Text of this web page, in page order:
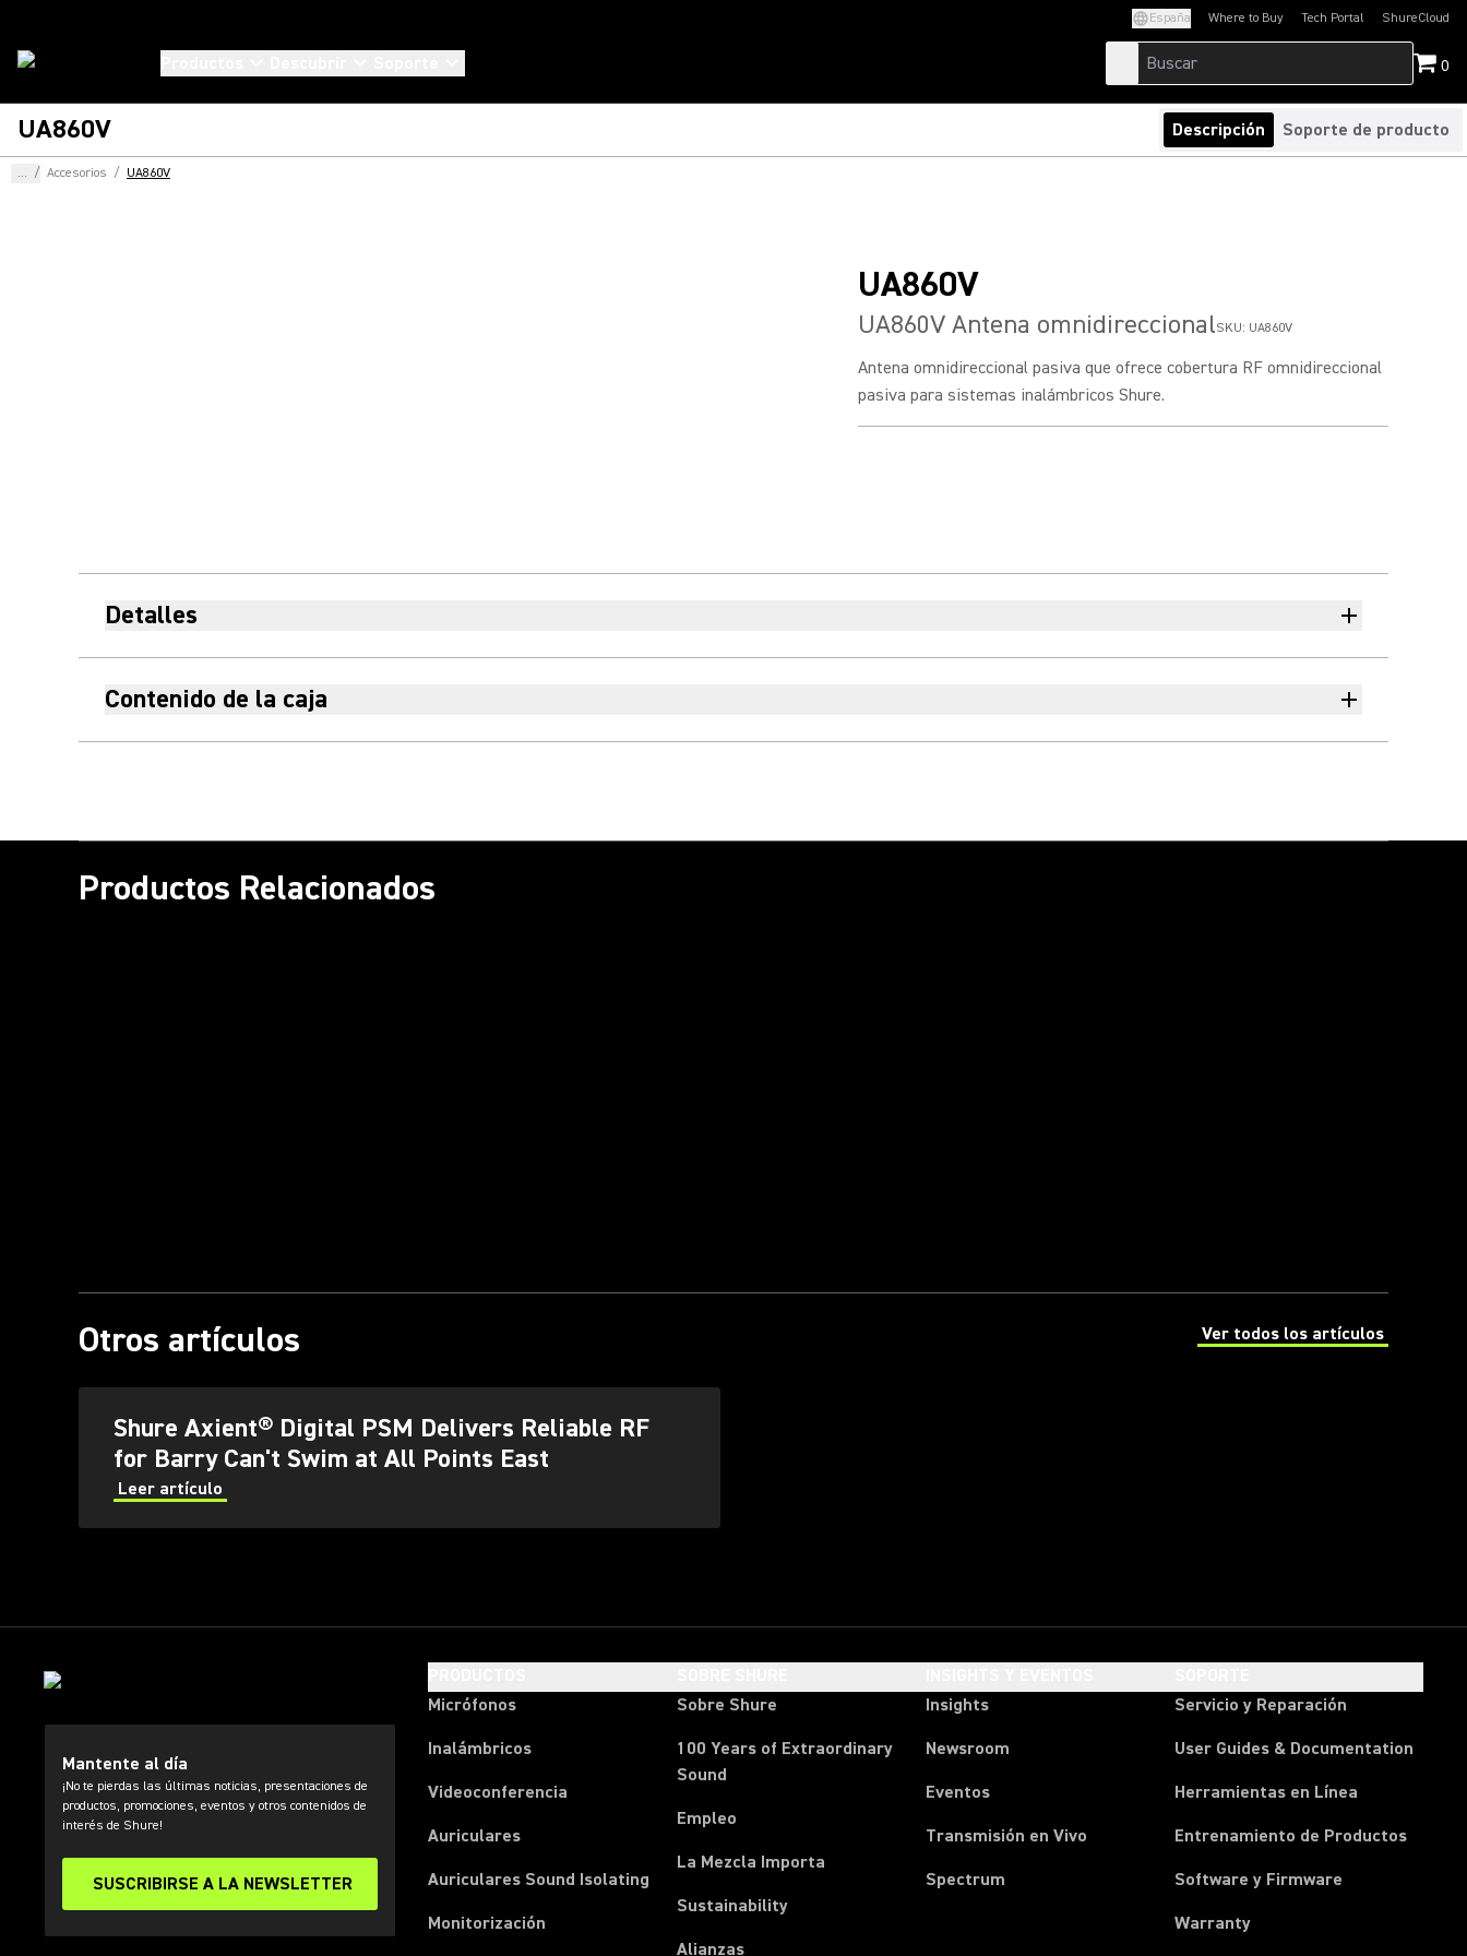
España Where to Buy Tech Portal
(Opens in a new tab)ShureCloud
(Opens in a new
0
UA860V Descripción Soporte de producto
... / Accesorios / UA860V
UA860V
UA860V Antena omnidireccionalSKU: UA860V
Antena omnidireccional pasiva que ofrece cobertura RF omnidireccional
pasiva para sistemas inalámbricos Shure.
Detalles
Contenido de la caja
Productos Relacionados
Otros artículos Ver todos los artículos
(Opens in a new tab)
Shure Axient® Digital PSM Delivers Reliable RF
for Barry Can't Swim at All Points East
Leer artículo
Mantente al día
¡No te pierdas las últimas noticias, presentaciones de
productos, promociones, eventos y otros contenidos de
interés de Shure!
SUSCRIBIRSE A LA NEWSLETTER
Micrófonos
Inalámbricos
Videoconferencia
Auriculares
Auriculares Sound Isolating
Monitorización
Sobre Shure
100 Years of Extraordinary
Sound
Empleo
La Mezcla Importa
Sustainability
Alianzas
Insights
Newsroom
Eventos
Transmisión en Vivo
Spectrum
Servicio y Reparación
User Guides & Documentation
Herramientas en Línea
Entrenamiento de Productos
Software y Firmware
Warranty